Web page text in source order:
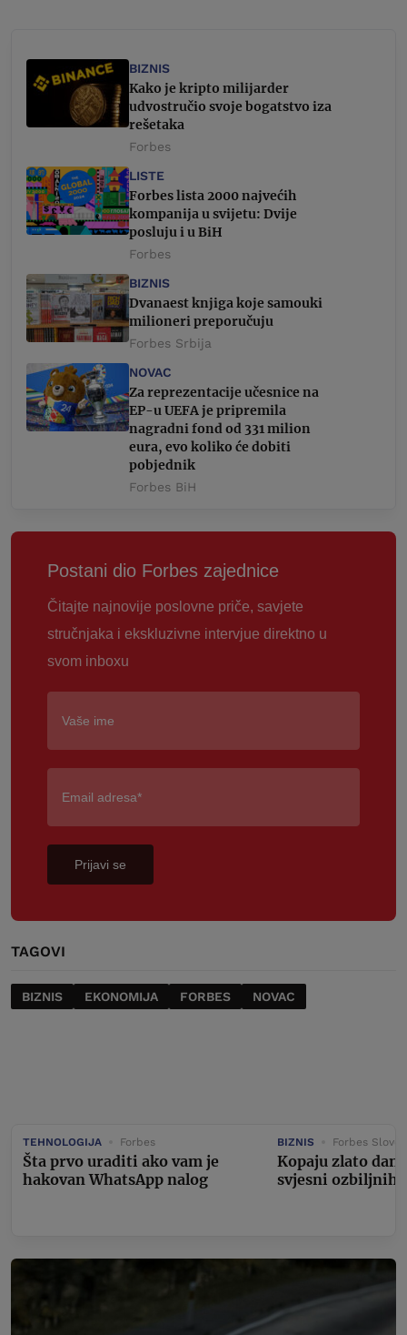
BIZNIS
Kako je kripto milijarder
udvostručio svoje bogatstvo iza
rešetaka
Forbes
LISTE
Forbes lista 2000 najvećih
kompanija u svijetu: Dvije
posluju i u BiH
Forbes
BIZNIS
Dvanaest knjiga koje samouki
milioneri preporučuju
Forbes Srbija
NOVAC
Za reprezentacije učesnice na
EP-u UEFA je pripremila
nagradni fond od 331 milion
eura, evo koliko će dobiti
pobjednik
Forbes BiH
Postani dio Forbes zajednice
Čitajte najnovije poslovne priče, savjete
stručnjaka i ekskluzivne intervjue direktno u
svom inboxu
Prijavi se
TAGOVI
BIZNIS EKONOMIJA FORBES NOVAC
TEHNOLOGIJA Forbes
Šta prvo uraditi ako vam je
hakovan WhatsApp nalog
BIZNIS Forbes
Kopaju zlato dan
svjesni ozbiljnih